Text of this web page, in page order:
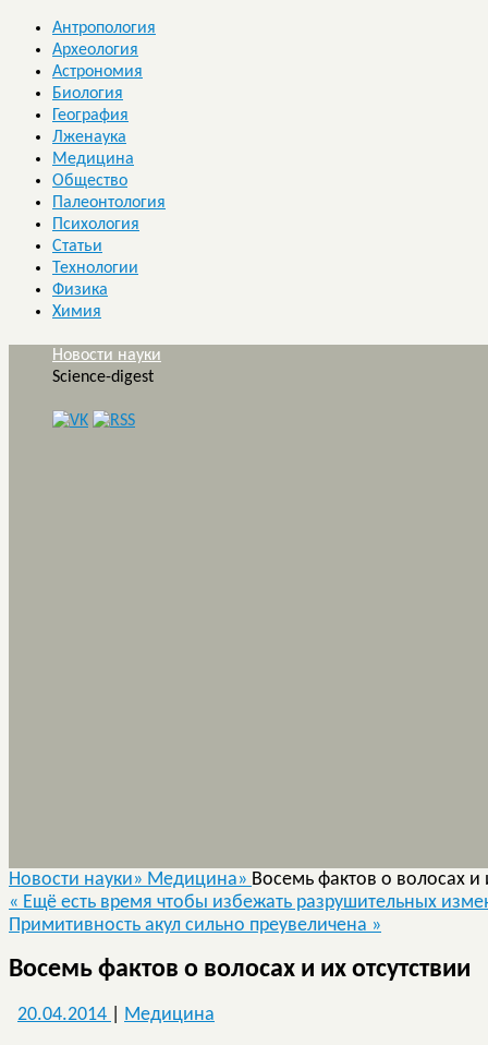
Антропология
Археология
Астрономия
Биология
География
Лженаука
Медицина
Общество
Палеонтология
Психология
Статьи
Технологии
Физика
Химия
Новости науки
Science-digest
Новости науки» Медицина» Восемь фактов о волосах и
« Ещё есть время чтобы избежать разрушительных
Примитивность акул сильно преувеличена »
Восемь фактов о волосах и их отсутствии
20.04.2014 Медицина